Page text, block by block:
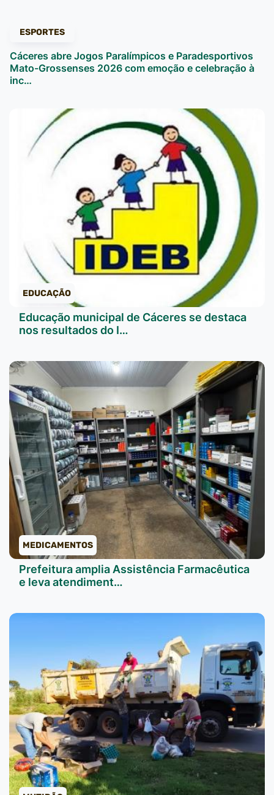
ESPORTES
Cáceres abre Jogos Paralímpicos e Paradesportivos
Mato-Grossenses 2026 com emoção e celebração à
inc…
EDUCAÇÃO
Educação municipal de Cáceres se destaca
nos resultados do I…
MEDICAMENTOS
Prefeitura amplia Assistência Farmacêutica
e leva atendiment…